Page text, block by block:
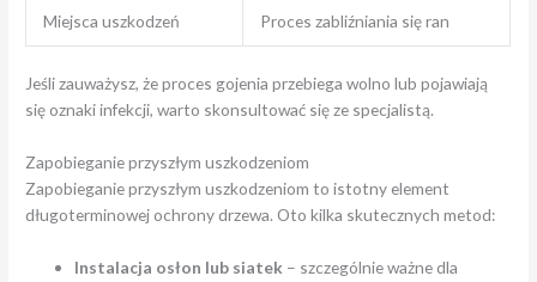
Miejsca uszkodzeń Proces zabliźniania się ran
Jeśli zauważysz, że proces gojenia przebiega wolno lub pojawiają
się oznaki infekcji, warto skonsultować się ze specjalistą.
Zapobieganie przyszłym uszkodzeniom
Zapobieganie przyszłym uszkodzeniom to istotny element
długoterminowej ochrony drzewa. Oto kilka skutecznych metod:
Instalacja osłon lub siatek – szczególnie ważne dla